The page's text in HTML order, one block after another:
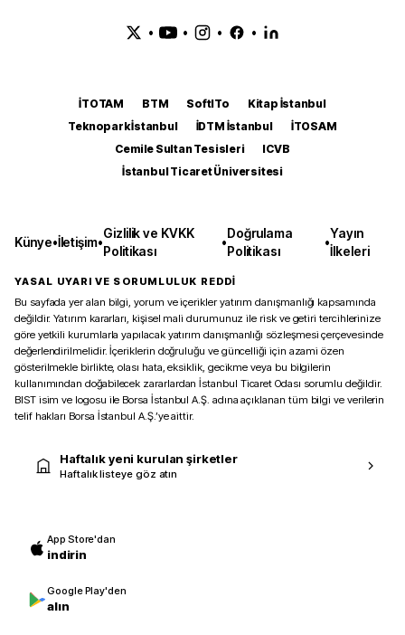
• • • •
İTOTAM BTM SoftITo
Kitap İstanbul
Teknopark İstanbul
İDTM İstanbul
İTOSAM
Cemile Sultan Tesisleri
ICVB
İstanbul Ticaret Üniversitesi
Künye•İletişim•
Gizlilik ve KVKK
Politikası
•
Doğrulama
Politikası
•
Yayın
İlkeleri
YASAL UYARI VE SORUMLULUK REDDİ
Bu sayfada yer alan bilgi, yorum ve içerikler yatırım danışmanlığı kapsamında
değildir. Yatırım kararları, kişisel mali durumunuz ile risk ve getiri tercihlerinize
göre yetkili kurumlarla yapılacak yatırım danışmanlığı sözleşmesi çerçevesinde
değerlendirilmelidir. İçeriklerin doğruluğu ve güncelliği için azami özen
gösterilmekle birlikte, olası hata, eksiklik, gecikme veya bu bilgilerin
kullanımından doğabilecek zararlardan İstanbul Ticaret Odası sorumlu değildir.
BIST isim ve logosu ile Borsa İstanbul A.Ş. adına açıklanan tüm bilgi ve verilerin
telif hakları Borsa İstanbul A.Ş.’ye aittir.
Haftalık yeni kurulan şirketler
Haftalık listeye göz atın
App Store'dan
indirin
Google Play'den
alın